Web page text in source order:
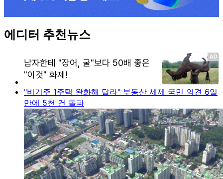
에디터 추천뉴스
"비거주 1주택 완화해 달라" 부동산 세제 국민 의견 6일
만에 5천 건 돌파